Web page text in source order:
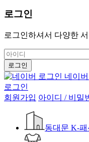
로그인
로그인하셔서 다양한
네이
로그인
회원가입 아이디 / 비밀
동대문 K-패